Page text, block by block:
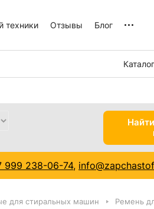
техники Отзывы Блог
Каталог
999 238-06-74,
для стиральных машин Ремень